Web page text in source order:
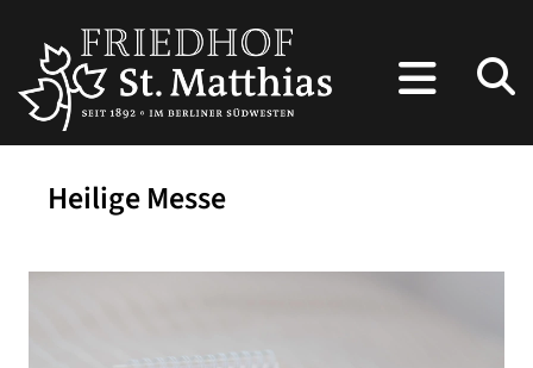
Heilige Messe